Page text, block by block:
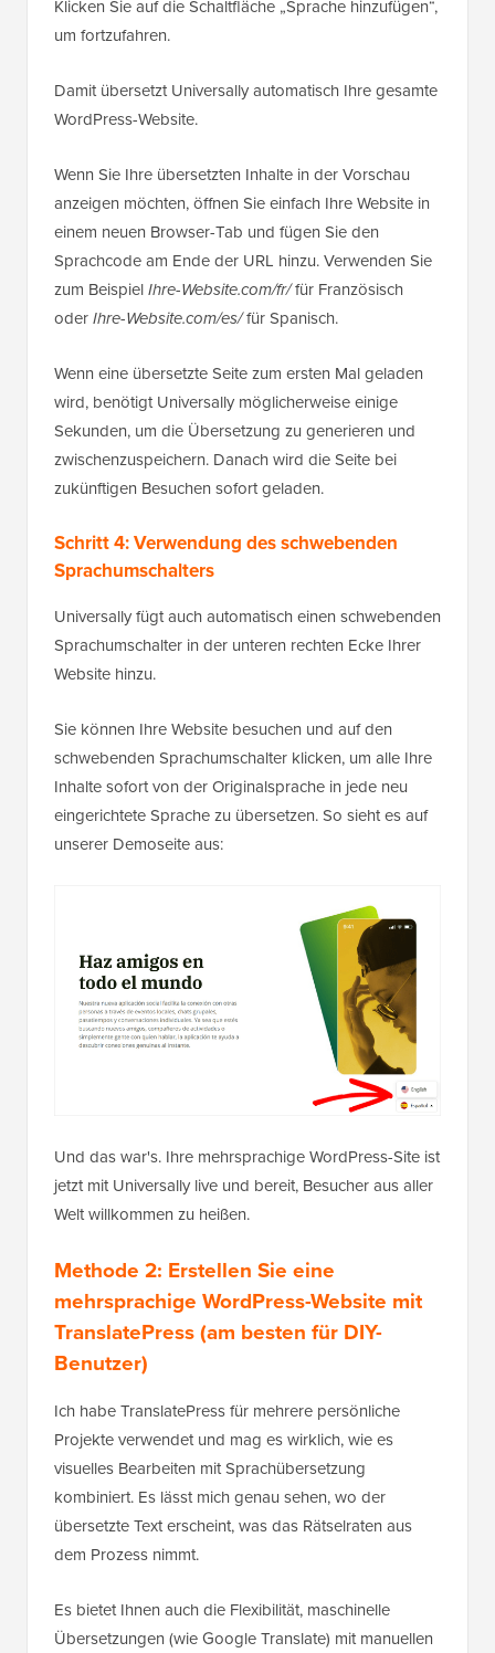
Klicken Sie auf die Schaltfläche „Sprache hinzufügen“,
um fortzufahren.
Damit übersetzt Universally automatisch Ihre gesamte
WordPress-Website.
Wenn Sie Ihre übersetzten Inhalte in der Vorschau
anzeigen möchten, öffnen Sie einfach Ihre Website in
einem neuen Browser-Tab und fügen Sie den
Sprachcode am Ende der URL hinzu. Verwenden Sie
zum BeispielIhre-Website.com/fr/für Französisch
oderIhre-Website.com/es/für Spanisch.
Wenn eine übersetzte Seite zum ersten Mal geladen
wird, benötigt Universally möglicherweise einige
Sekunden, um die Übersetzung zu generieren und
zwischenzuspeichern. Danach wird die Seite bei
zukünftigen Besuchen sofort geladen.
Schritt 4: Verwendung des schwebenden
Sprachumschalters
Universally fügt auch automatisch einen schwebenden
Sprachumschalter in der unteren rechten Ecke Ihrer
Website hinzu.
Sie können Ihre Website besuchen und auf den
schwebenden Sprachumschalter klicken, um alle Ihre
Inhalte sofort von der Originalsprache in jede neu
eingerichtete Sprache zu übersetzen. So sieht es auf
unserer Demoseite aus:
Und das war's. Ihre mehrsprachige WordPress-Site ist
jetzt mit Universally live und bereit, Besucher aus aller
Welt willkommen zu heißen.
Methode 2: Erstellen Sie eine
mehrsprachige WordPress-Website mit
TranslatePress (am besten für DIY-
Benutzer)
Ich habe TranslatePress für mehrere persönliche
Projekte verwendet und mag es wirklich, wie es
visuelles Bearbeiten mit Sprachübersetzung
kombiniert. Es lässt mich genau sehen, wo der
übersetzte Text erscheint, was das Rätselraten aus
dem Prozess nimmt.
Es bietet Ihnen auch die Flexibilität, maschinelle
Übersetzungen (wie Google Translate) mit manuellen